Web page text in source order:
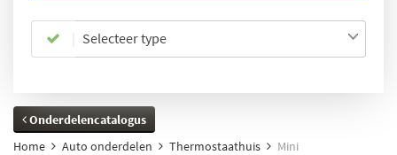
Selecteer type
Onderdelencatalogus
Home
Auto onderdelen Thermostaathuis Mini